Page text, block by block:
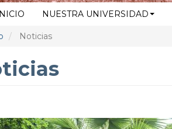
NUESTRA UNIVERSIDAD
Noticias